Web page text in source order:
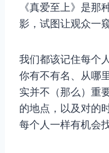
《真爱至上》是那
影，试图让观众一
我们都该记住每个
你有不有名、从哪
实并不（那么）重
的地点，以及对的
每个人一样有机会
取消